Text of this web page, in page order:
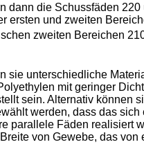
die Schussfäden
und zweiten
zweiten Bereichen
sie unterschiedliche
mit geringer
sein. Alternativ können
werden, dass das
parallele Fäden realisiert
von Gewebe, das